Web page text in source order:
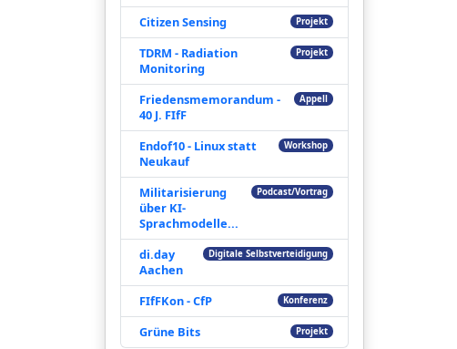
Citizen Sensing Projekt
TDRM - Radiation
Monitoring
Projekt
Friedensmemorandum -
40 J. FIfF
Appell
Endof10 - Linux statt
Neukauf
Workshop
Militarisierung
über KI-
Sprachmodelle...
Podcast/Vortrag
di.day
Aachen
Digitale Selbstverteidigung
FIfFKon - CfP Konferenz
Grüne Bits Projekt